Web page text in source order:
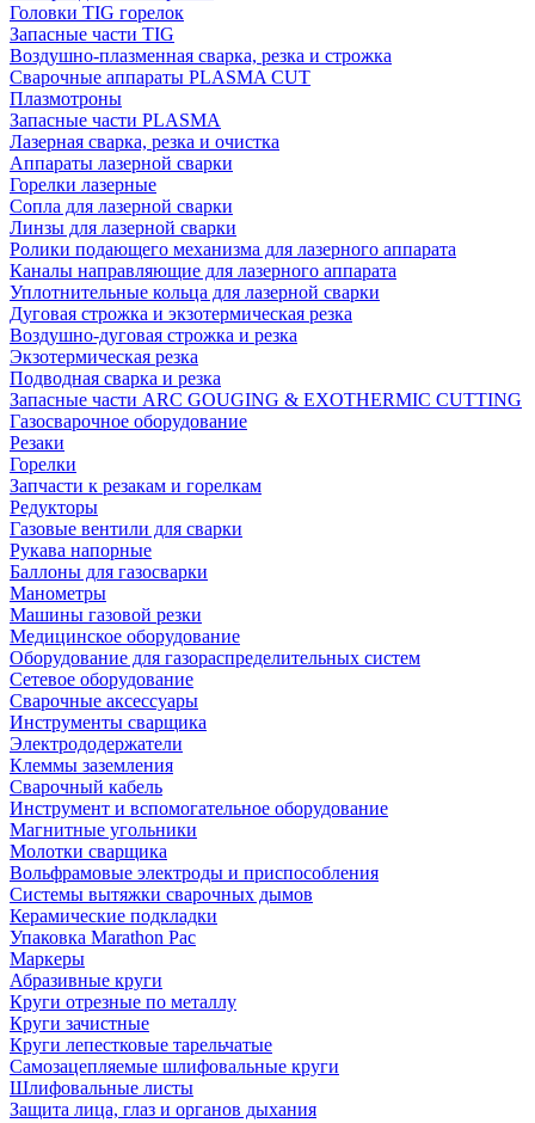
Головки TIG горелок
Запасные части TIG
Воздушно-плазменная сварка, резка и строжка
Сварочные аппараты PLASMA CUT
Плазмотроны
Запасные части PLASMA
Лазерная сварка, резка и очистка
Аппараты лазерной сварки
Горелки лазерные
Сопла для лазерной сварки
Линзы для лазерной сварки
Ролики подающего механизма для лазерного аппарата
Каналы направляющие для лазерного аппарата
Уплотнительные кольца для лазерной сварки
Дуговая строжка и экзотермическая резка
Воздушно-дуговая строжка и резка
Экзотермическая резка
Подводная сварка и резка
Запасные части ARC GOUGING & EXOTHERMIC CUTTING
Газосварочное оборудование
Резаки
Горелки
Запчасти к резакам и горелкам
Редукторы
Газовые вентили для сварки
Рукава напорные
Баллоны для газосварки
Манометры
Машины газовой резки
Медицинское оборудование
Оборудование для газораспределительных систем
Сетевое оборудование
Сварочные аксессуары
Инструменты сварщика
Электрододержатели
Клеммы заземления
Сварочный кабель
Инструмент и вспомогательное оборудование
Магнитные угольники
Молотки сварщика
Вольфрамовые электроды и приспособления
Системы вытяжки сварочных дымов
Керамические подкладки
Упаковка Marathon Pac
Маркеры
Абразивные круги
Круги отрезные по металлу
Круги зачистные
Круги лепестковые тарельчатые
Самозацепляемые шлифовальные круги
Шлифовальные листы
Защита лица, глаз и органов дыхания